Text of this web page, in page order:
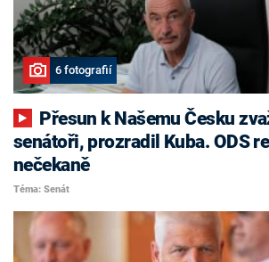
6 fotografií
senátoři, prozradil Kuba. ODS
nečekaně
Téma: Senát